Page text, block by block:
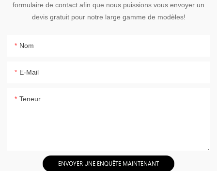
formulaire de contact afin que nous puissions vous envoyer un
devis gratuit pour notre large gamme de modèles!
Nom
E-Mail
Teneur
ENVOYER UNE ENQUÊTE MAINTENANT